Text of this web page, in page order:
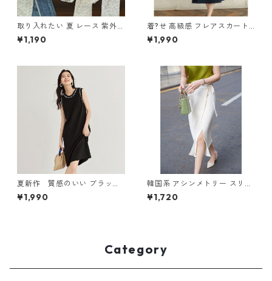
取り入れたい 夏 レース 紫外線
カット 長袖 カーディガン m-
643
¥1,190
着?せ 高級感 フレアスカート
m-280
¥1,990
夏新作 質感のいい ブラック
ニットワンピース m-261
¥1,990
韓国系 アシンメトリー スリッ
トスカート m-279
¥1,720
Category